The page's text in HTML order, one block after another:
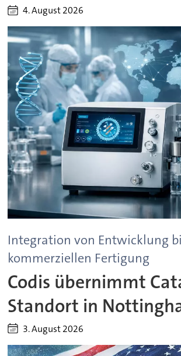
4. August 2026
Integration von Entwicklung
kommerziellen Fertigung
Codis übernimmt
Standort in
3. August 2026